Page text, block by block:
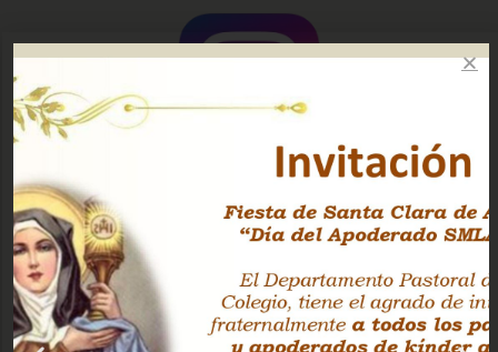
Instagram Oficial
Facebook Pastoral